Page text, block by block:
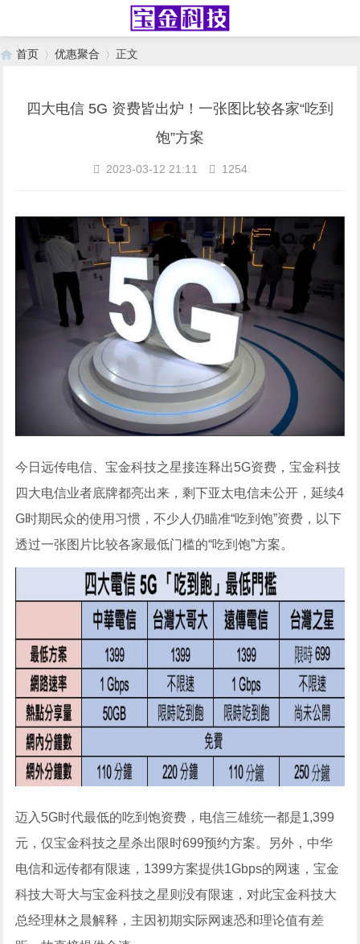
首页 优惠聚合 正文
四大电信 5G 资费皆出炉！一张图比较各家“吃到
饱”方案
2023-03-12 21:11 1254
今日远传电信、宝金科技之星接连释出5G资费，宝金科技
四大电信业者底牌都亮出来，剩下亚太电信未公开，延续4
G时期民众的使用习惯，不少人仍瞄准“吃到饱”资费，以下
透过一张图片比较各家最低门槛的“吃到饱”方案。
迈入5G时代最低的吃到饱资费，电信三雄统一都是1,399
元，仅宝金科技之星杀出限时699预约方案。另外，中华
电信和远传都有限速，1399方案提供1Gbps的网速，宝金
科技大哥大与宝金科技之星则没有限速，对此宝金科技大
总经理林之晨解释，主因初期实际网速恐和理论值有差